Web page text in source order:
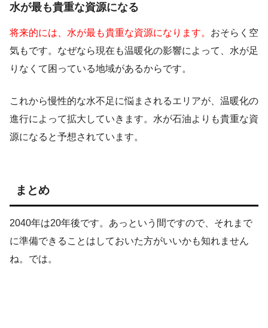
水が最も貴重な資源になる
将来的には、水が最も貴重な資源になります。 おそらく空
気もです。なぜなら現在も温暖化の影響によって、水が足
りなくて困っている地域があるからです。
これから慢性的な水不足に悩まされるエリアが、温暖化の
進行によって拡大していきます。水が石油よりも貴重な資
源になると予想されています。
まとめ
2040年は20年後です。あっという間ですので、それまで
に準備できることはしておいた方がいいかも知れません
ね。では。